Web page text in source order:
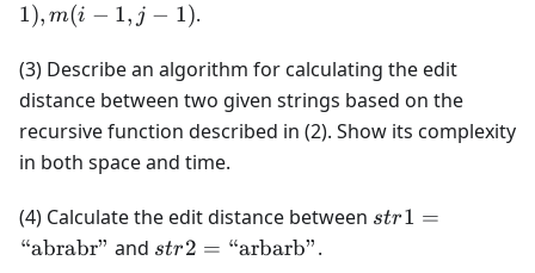
1),
m(i-
1,j-1)
1), m(i − 1, j − 1).
(3) Describe an algorithm for calculating the edit
distance between two given strings based on the
recursive function described in (2). Show its complexity
in both space and time.
(4) Calculate the edit distance between str1 =
“abrabr” and str2=\text{“arbarb”}
str2 = “arbarb”.